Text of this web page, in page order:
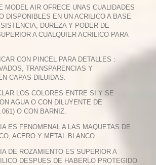
MODEL AIR OFRECE UNAS CUALIDADES
DISPONIBLES EN UN ACRILICO A BASE
DUREZA Y PODER DE
A CUALQUIER ACRILICO PARA
CON PINCEL PARA DETALLES :
TRANSPARENCIAS Y
CAPAS DILUIDAS.
LOS COLORES ENTRE SI Y SE
AGUA O CON DILUYENTE DE
O CON BARNIZ.
ES FENOMENAL A LAS MAQUETAS DE
ACERO Y METAL BLANCO.
DE ROZAMIENTO ES SUPERIOR A
DESPUES DE HABERLO PROTEGIDO